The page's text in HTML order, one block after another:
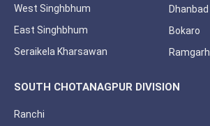
West Singhbhum
East Singhbhum
Seraikela Kharsawan
Dhanbad
Bokaro
Ramgarh
SOUTH CHOTANAGPUR DIVISION
Ranchi